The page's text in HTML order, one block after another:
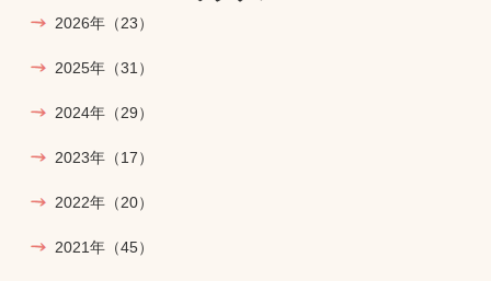
2026年 （23）
2025年 （31）
2024年 （29）
2023年 （17）
2022年 （20）
2021年 （45）